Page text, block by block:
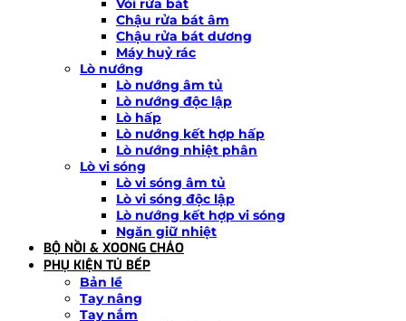
Vòi rửa bát
Chậu rửa bát âm
Chậu rửa bát dương
Máy huỷ rác
Lò nướng
Lò nướng âm tủ
Lò nướng độc lập
Lò hấp
Lò nướng kết hợp hấp
Lò nướng nhiệt phân
Lò vi sóng
Lò vi sóng âm tủ
Lò vi sóng độc lập
Lò nướng kết hợp vi sóng
Ngăn giữ nhiệt
BỘ NỒI & XOONG CHẢO
PHỤ KIỆN TỦ BẾP
Bản lề
Tay nâng
Tay nắm